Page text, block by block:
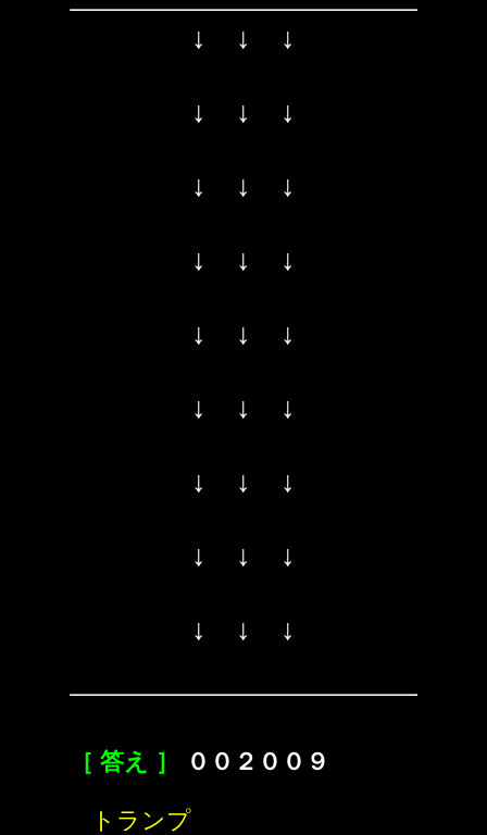
↓ ↓ ↓
↓ ↓ ↓
↓ ↓ ↓
↓ ↓ ↓
↓ ↓ ↓
↓ ↓ ↓
↓ ↓ ↓
↓ ↓ ↓
↓ ↓ ↓
［ 答え ］ ００２００９
トランプ